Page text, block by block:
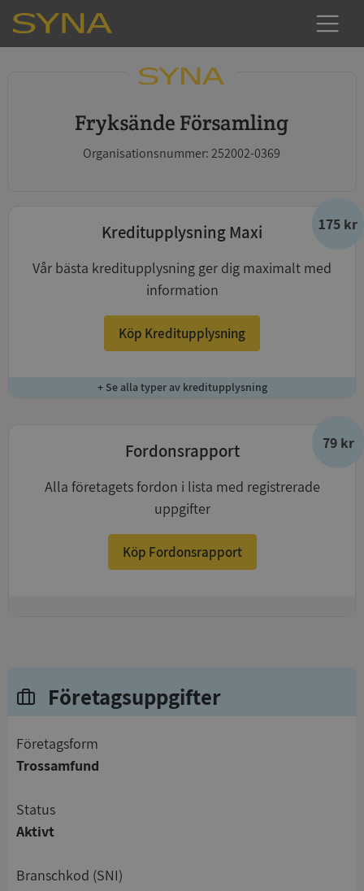
Fryksände Församling
Organisationsnummer: 252002-0369
175 kr
Kreditupplysning Maxi
Vår bästa kreditupplysning ger dig maximalt med
information
Köp Kreditupplysning
+ Se alla typer av kreditupplysning
79 kr
Fordonsrapport
Alla företagets fordon i lista med registrerade
uppgifter
Köp Fordonsrapport
Företagsuppgifter
företagsform
Trossamfund
status
Aktivt
branschkod (SNI)